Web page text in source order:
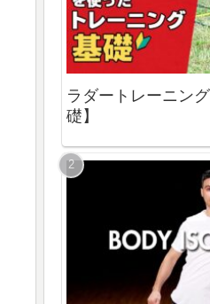
ラダートレーニン
礎】